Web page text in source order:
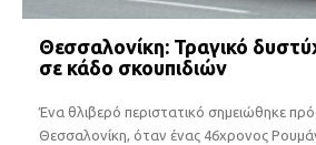
Θεσσαλονίκη: Τραγικό
σε κάδο σκουπιδιών
Ένα θλιβερό περιστατικό σημειώθηκε
Θεσσαλονίκη, όταν ένας 46χρονος